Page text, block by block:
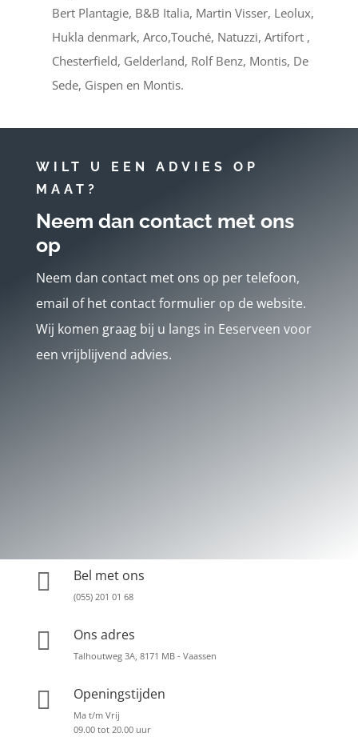
Bert Plantagie, B&B Italia, Martin Visser, Leolux,
Hukla denmark, Arco,Touché, Natuzzi, Artifort ,
Chesterfield, Gelderland, Rolf Benz, Montis, De
Sede, Gispen en Montis.
WILT U EEN ADVIES OP
MAAT?
Neem dan contact met ons
op
Neem dan contact met ons op per telefoon,
email of het contact formulier op de website.
Wij komen graag bij u langs in Eeserveen voor
een vrijblijvend advies.
 Bel met ons
(055) 201 01 68
 Ons adres
Talhoutweg 3A, 8171 MB - Vaassen
 Openingstijden
Ma t/m Vrij
09.00 tot 20.00 uur